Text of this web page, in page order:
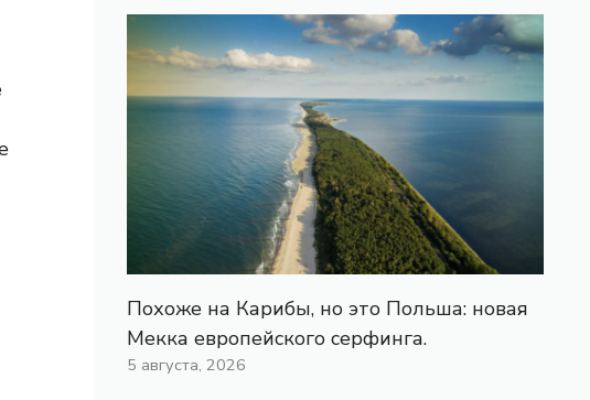
Похоже на Карибы, но это Польша: новая
Мекка европейского серфинга.
5 августа, 2026